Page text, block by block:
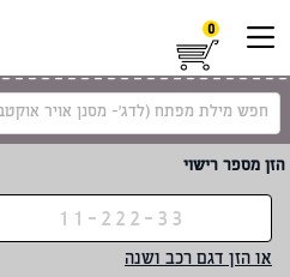
0
הזן מספר רישוי
או הזן דגם רכב ושנה